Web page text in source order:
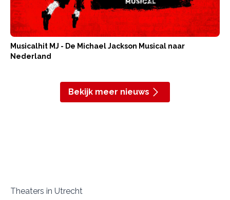
Musicalhit MJ - De Michael Jackson Musical naar
Nederland
Bekijk meer nieuws
Theaters in Utrecht